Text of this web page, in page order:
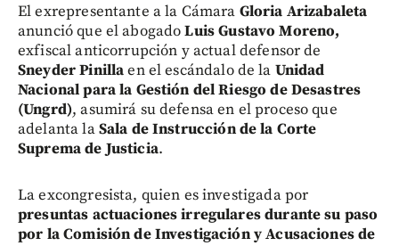
El exrepresentante a la Cámara Gloria Arizabaleta
anunció que el abogadoLuis Gustavo Moreno,
exfiscal anticorrupción y actual defensor de
Sneyder Pinillaen el escándalo de la Unidad
Nacional para la Gestión del Riesgo de Desastres
(Ungrd), asumirá su defensa en el proceso que
adelanta laSala de Instrucción de la Corte
Suprema de Justicia.
La excongresista, quien es investigada por
presuntas actuaciones irregulares durante su paso
por la Comisión de Investigación y Acusaciones de